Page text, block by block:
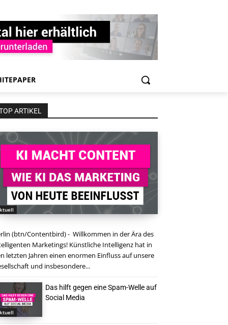
ARTIKEL
(btn/Contentbird) - Willkommen in der Ära des
Marketings! Künstliche Intelligenz hat in
letzten Jahren einen enormen Einfluss auf unsere
und insbesondere...
Das hilft gegen eine Spam-Welle auf
Social Media